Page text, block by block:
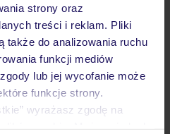
strony oraz
treści i reklam. Pliki
także do analizowania ruchu
funkcji mediów
lub jej wycofanie może
funkcje strony.
wyrażasz zgodę na
Thalasso Spa
noclegów)